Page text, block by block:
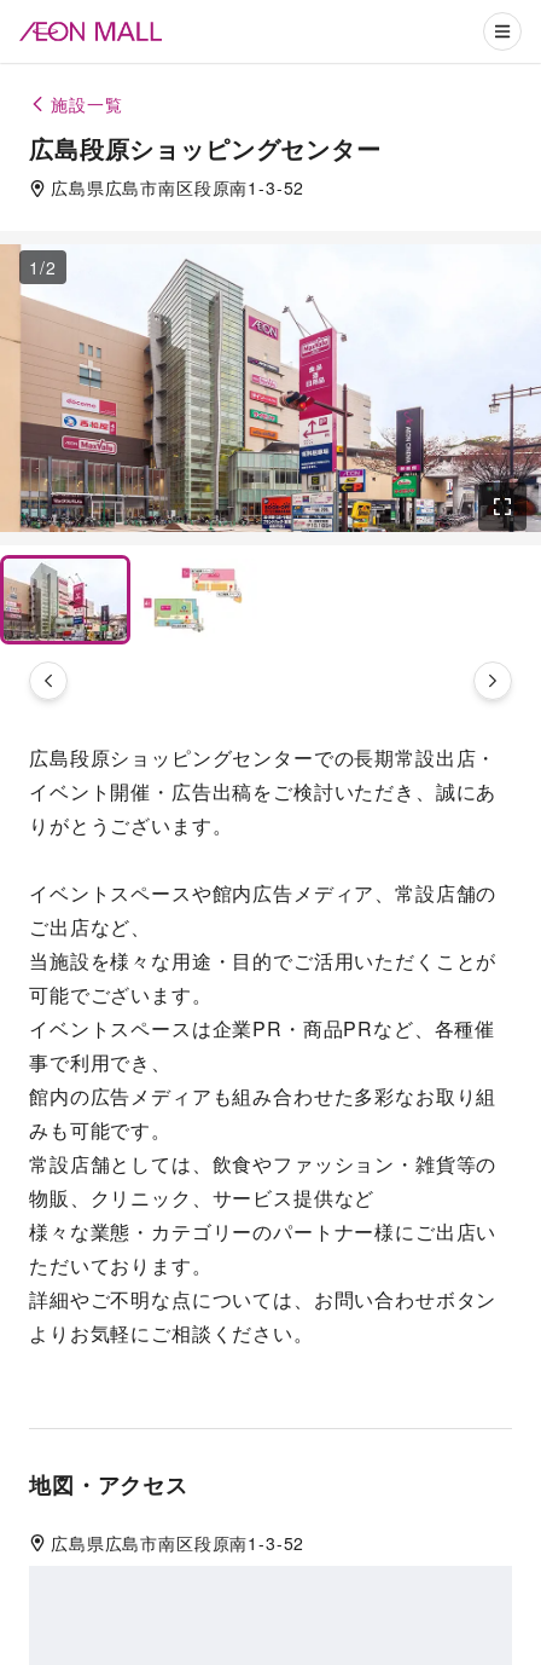
施設一覧
広島段原ショッピングセンター
広島県広島市南区段原南1-3-52
1 /2
広島段原ショッピングセンターでの長期常設出店・
イベント開催・広告出稿をご検討いただき、誠にあ
りがとうございます。
イベントスペースや館内広告メディア、常設店舗の
ご出店など、
当施設を様々な用途・目的でご活用いただくことが
可能でございます。
イベントスペースは企業PR・商品PRなど、各種催
事で利用でき、
館内の広告メディアも組み合わせた多彩なお取り組
みも可能です。
常設店舗としては、飲食やファッション・雑貨等の
物販、クリニック、サービス提供など
様々な業態・カテゴリーのパートナー様にご出店い
ただいております。
詳細やご不明な点については、お問い合わせボタン
よりお気軽にご相談ください。
地図・アクセス
広島県広島市南区段原南1-3-52